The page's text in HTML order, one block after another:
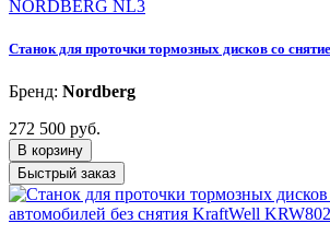
Станок для проточки тормозных дисков со
Бренд: Nordberg
272 500 руб.
В корзину
Быстрый заказ